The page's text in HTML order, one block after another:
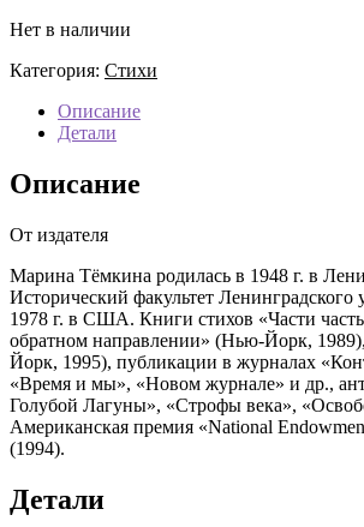
Нет в наличии
Категория: Стихи
Описание
Детали
Описание
От издателя
Марина Тёмкина родилась в 1948 г. в
Исторический факультет Ленинградского
1978 г. в США. Книги стихов «Части
обратном направлении» (Нью-Йорк,
Йорк, 1995), публикации в журналах
«Время и мы», «Новом журнале» и др.,
Голубой Лагуны», «Строфы века»,
Американская премия «National
(1994).
Детали